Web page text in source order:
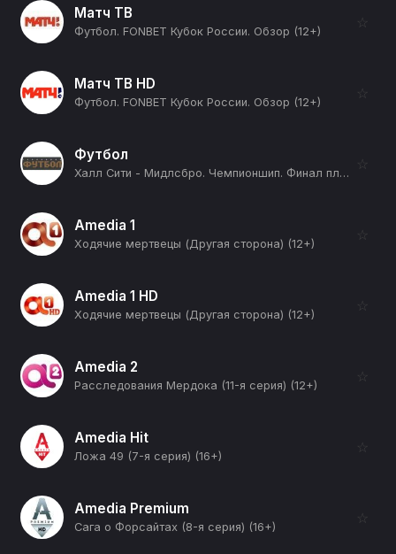
Матч ТВ
Футбол. FONBET Кубок России. Обзор (12+)
☆
Матч ТВ HD
Футбол. FONBET Кубок России. Обзор (12+)
☆
Футбол
Халл Сити - Мидлсбро. Чемпионшип. Финал плей-офф. Сезон 25/26 (12+)
☆
Amedia 1
Ходячие мертвецы (Другая сторона) (12+)
☆
Amedia 1 HD
Ходячие мертвецы (Другая сторона) (12+)
☆
Amedia 2
Расследования Мердока (11-я серия) (12+)
☆
Amedia Hit
Ложа 49 (7-я серия) (16+)
☆
Amedia Premium
Сага о Форсайтах (8-я серия) (16+)
☆